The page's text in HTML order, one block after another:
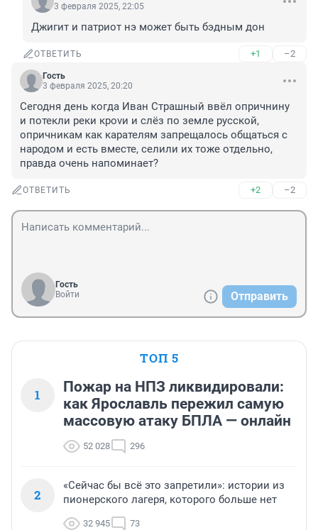
3 февраля 2025, 22:05
Джигит и патриот нэ может быть бэдным дон
ОТВЕТИТЬ +1 –2
Гость
3 февраля 2025, 20:20
Сегодня день когда Иван Страшный ввёл опричнину
и потекли реки кроvи и слёз по земле русской,
опричникам как карателям запрещалось общаться с
народом и есть вместе, селили их тоже отдельно,
правда очень напоминает?
ОТВЕТИТЬ +2 –2
Гость
Войти
Отправить
ТОП 5
1
Пожар на НПЗ ликвидировали:
как Ярославль пережил самую
массовую атаку БПЛА — онлайн
52 028 296
2
«Сейчас бы всё это запретили»: истории из
пионерского лагеря, которого больше нет
32 945 73